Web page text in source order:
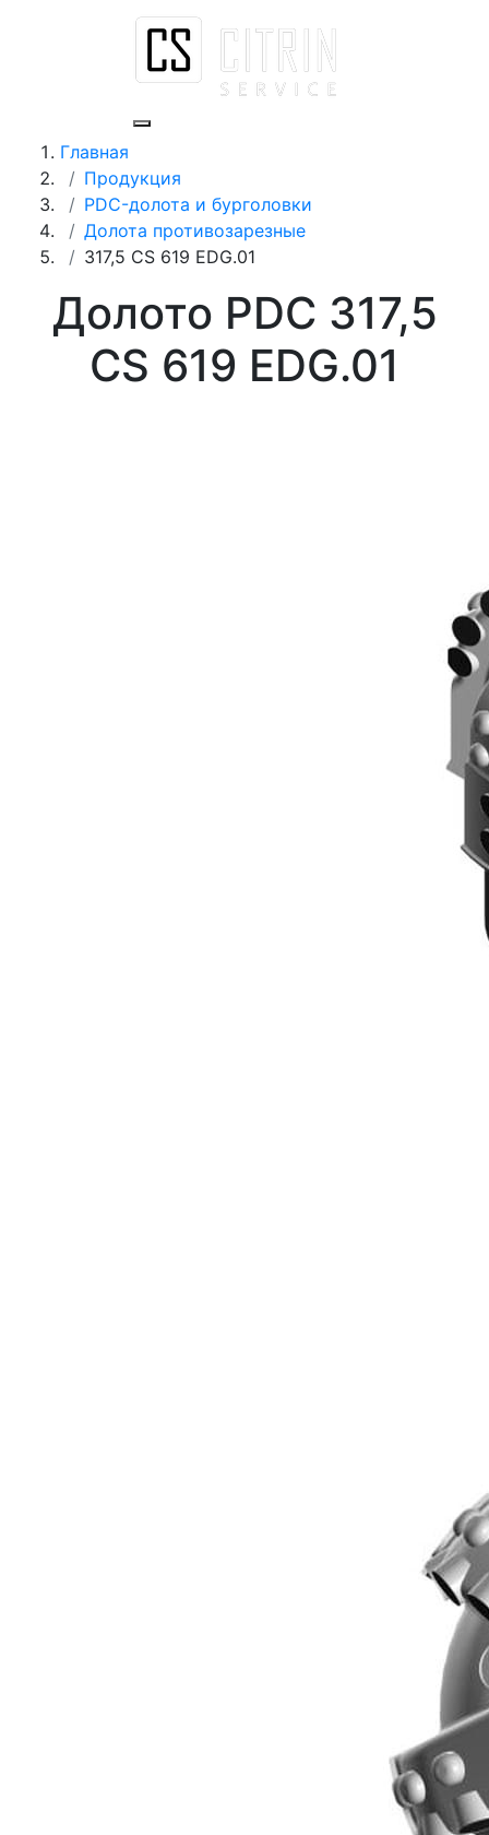
Главная
Продукция
PDC-долота и бурголовки
Долота противозарезные
317,5 CS 619 EDG.01
Долото PDC 317,5
CS 619 EDG.01